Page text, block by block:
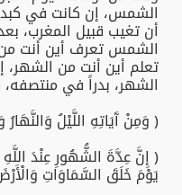
الشمس، إن كانت في
أن تغيب قبيل المغرب،
الشمس تعرف أين أنت من
تعلم أين أنت من الشهر،
الشهر، بدراً في
﴿ وَمِنْ آَيَاتِهِ اللَّيْلُ
﴿ إِنَّ عِدَّةَ الشُّهُورِ عِنْدَ
يَوْمَ خَلَقَ السَّمَاوَاتِ